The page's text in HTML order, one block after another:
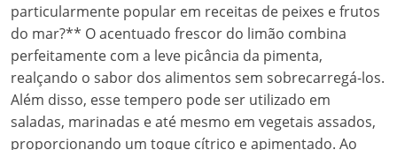
particularmente popular em receitas de peixes e frutos
do mar?** O acentuado frescor do limão combina
perfeitamente com a leve picância da pimenta,
realçando o sabor dos alimentos sem sobrecarregá-los.
Além disso, esse tempero pode ser utilizado em
saladas, marinadas e até mesmo em vegetais assados,
proporcionando um toque cítrico e apimentado. Ao